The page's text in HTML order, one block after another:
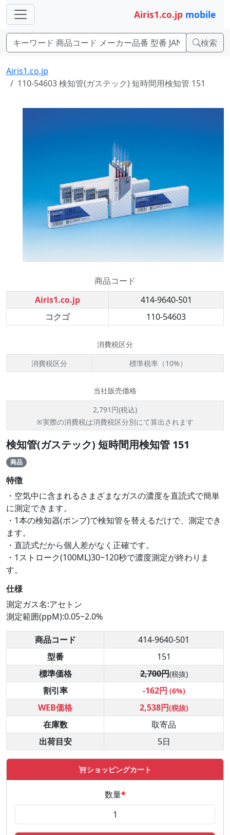
Airis1.co.jp mobile
検索
Airis1.co.jp
110-54603 検知管(ガステック) 短時間用検知管 151
商品コード
Airis1.co.jp
414-9640-501
コクゴ
110-54603
消費税区分
消費税区分
標準税率（10%）
当社販売価格
2,791円(税込)
※実際の消費税は消費税区分別にて算出されます
検知管(ガステック) 短時間用検知管 151
商品
特徴
・空気中に含まれるさまざまなガスの濃度を直読式で簡単
に測定できます。
・1本の検知器(ポンプ)で検知管を替えるだけで、測定でき
ます。
・直読式だから個人差がなく正確です。
・1ストローク(100ML)30~120秒で濃度測定が終わりま
す。
仕様
測定ガス名:アセトン
測定範囲(ppM):0.05~2.0%
商品コード
414-9640-501
型番
151
標準価格
2,700円(税抜)
割引率 -162円 (6%)
WEB価格 2,538円(税抜)
在庫数
取寄品
出荷目安
5日
ショッピングカート
数量*